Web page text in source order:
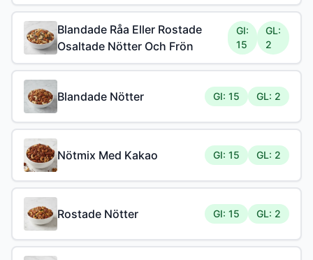
Blandade Råa Eller Rostade
Osaltade Nötter Och Frön
GI:
15
GL:
2
Blandade Nötter GI: 15 GL: 2
Nötmix Med Kakao GI: 15 GL: 2
Rostade Nötter GI: 15 GL: 2